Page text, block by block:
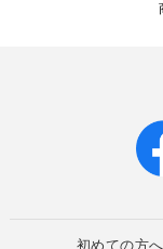
初めての方へ